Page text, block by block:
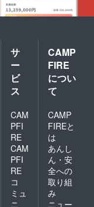
場合差
前を備
考欄に
必ず
ご記入
をお願
いいた
(お名
前・電
話番
号・郵
便番
号・ご
住所) ご
記入な
き場
合、当
メール
せてい
ただき
ます。
お届
け先に
はクラ
ディン
グのリ
ターン
だと
わから
ないよ
うな仕
様でお
届けい
たしま
購入を
ます。
※内容量
200ml
を予定
してお
ります
前後す
る場合
がござ
いま
す。
瓶の形
状やス
テッ
カーは
イメー
スの材
すが、
追加の
材料費
は別費
用とな
りま
す。(持
作テス
トは1回
とさせ
ていた
だきま
す。 名
産品だ
けでな
く、ご
サ
ー
ビ
ス
CAM
PFI
RE
CAM
PFI
RE
コ
ミュ
ニ
CAMP
FIRE
につい
て
CAMP
FIREと
は
あんし
ん・安
全への
取り組
み
ニュー